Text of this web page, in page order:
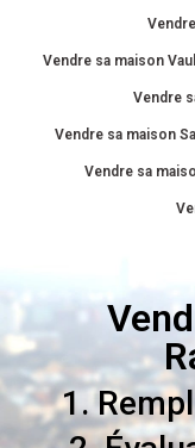
Vendre sa maison
Vendre
Vendre sa maison
Vendre sa
1.